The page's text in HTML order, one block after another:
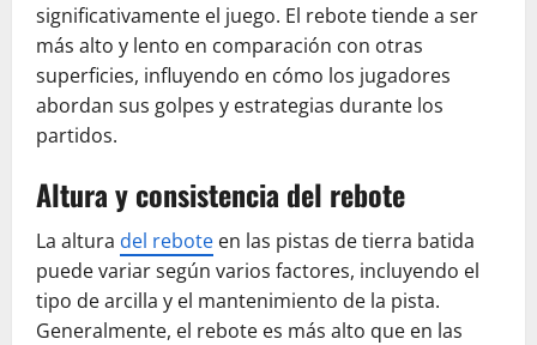
significativamente el juego. El rebote tiende a ser
más alto y lento en comparación con otras
superficies, influyendo en cómo los jugadores
abordan sus golpes y estrategias durante los
partidos.
Altura y consistencia del rebote
La altura del rebote en las pistas de tierra batida
puede variar según varios factores, incluyendo el
tipo de arcilla y el mantenimiento de la pista.
Generalmente, el rebote es más alto que en las